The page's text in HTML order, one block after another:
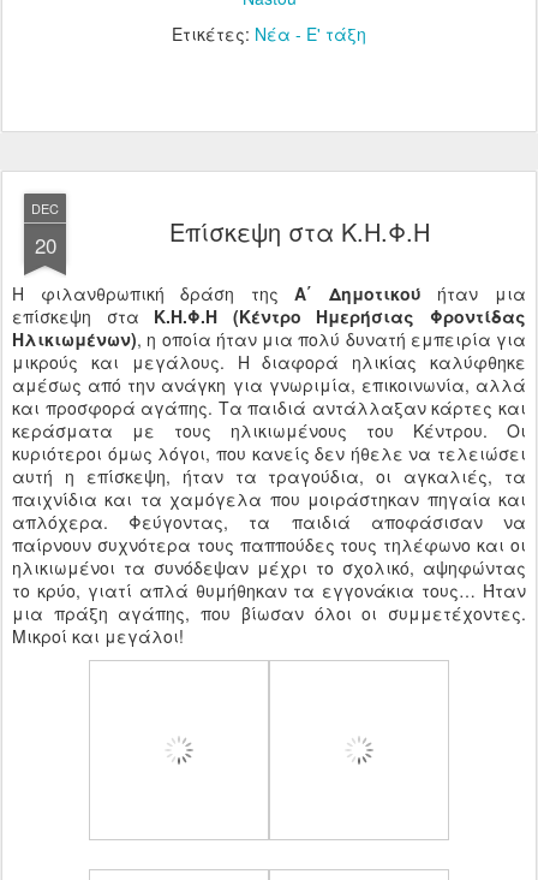
Ετικέτες: Νέα - Ε' τάξη
DEC
20 Επίσκεψη στα Κ.Η.Φ.Η
Η φιλανθρωπική δράση τηςΑ΄ Δημοτικού ήταν μια
επίσκεψη στα Κ.Η.Φ.Η (Κέντρο Ημερήσιας Φροντίδας
Ηλικιωμένων), η οποία ήταν μια πολύ δυνατή εμπειρία για
μικρούς και μεγάλους. Η διαφορά ηλικίας καλύφθηκε
αμέσως από την ανάγκη για γνωριμία, επικοινωνία, αλλά
και προσφορά αγάπης. Τα παιδιά αντάλλαξαν κάρτες και
κεράσματα με τους ηλικιωμένους του Κέντρου. Οι
κυριότεροι όμως λόγοι, που κανείς δεν ήθελε να τελειώσει
αυτή η επίσκεψη, ήταν τα τραγούδια, οι αγκαλιές, τα
παιχνίδια και τα χαμόγελα που μοιράστηκαν πηγαία και
απλόχερα. Φεύγοντας, τα παιδιά αποφάσισαν να
παίρνουν συχνότερα τους παππούδες τους τηλέφωνο και οι
ηλικιωμένοι τα συνόδεψαν μέχρι το σχολικό, αψηφώντας
το κρύο, γιατί απλά θυμήθηκαν τα εγγονάκια τους… Ήταν
μια πράξη αγάπης, που βίωσαν όλοι οι συμμετέχοντες.
Μικροί και μεγάλοι!